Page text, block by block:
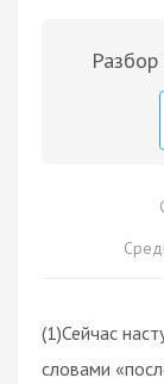
(1)Сейчас
словами